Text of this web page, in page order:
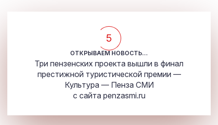
5
ОТКРЫВАЕМ НОВОСТЬ...
Три пензенских проекта вышли в финал
престижной туристической премии —
Культура — Пенза СМИ
с сайта penzasmi.ru